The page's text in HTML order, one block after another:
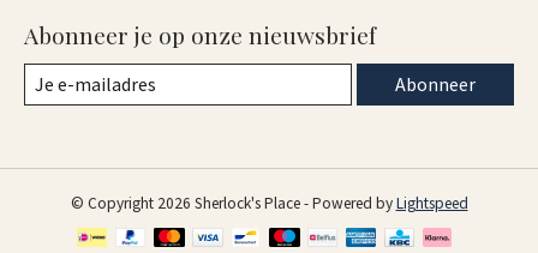
Abonneer je op onze nieuwsbrief
Abonneer
© Copyright 2026 Sherlock's Place - Powered byLightspeed